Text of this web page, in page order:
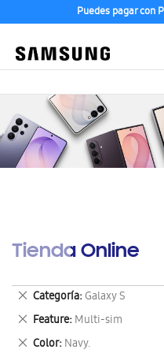
Puedes pagar con
Tienda Online
Categoría Galaxy S
Eliminar
este
artículo
Feature Multi-sim
Eliminar
este
Color Navy.
Eliminar